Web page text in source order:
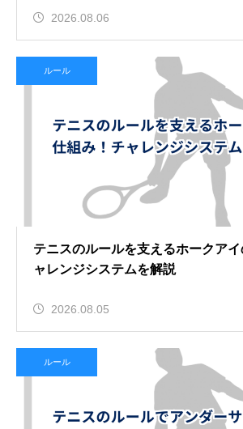
2026.08.06
ルール
テニスのルールを支えるホークア
ャレンジシステムを解説
2026.08.05
ルール